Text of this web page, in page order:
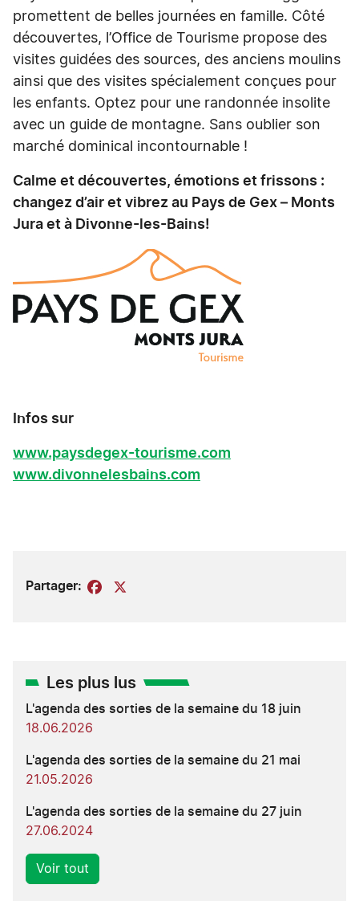
promettent de belles journées en famille. Côté
découvertes, l’Office de Tourisme propose des
visites guidées des sources, des anciens moulins
ainsi que des visites spécialement conçues pour
les enfants. Optez pour une randonnée insolite
avec un guide de montagne. Sans oublier son
marché dominical incontournable !
Calme et découvertes, émotions et frissons :
changez d’air et vibrez au Pays de Gex – Monts
Jura et à Divonne-les-Bains!
Infos sur
www.paysdegex-tourisme.com
www.divonnelesbains.com
Partager: Facebook
Les plus lus
L'agenda des sorties de la semaine du 18 juin
18.06.2026
L'agenda des sorties de la semaine du 21 mai
21.05.2026
L'agenda des sorties de la semaine du 27 juin
27.06.2024
Voir tout